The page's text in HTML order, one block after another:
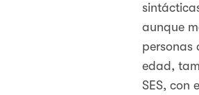
aunque
personas
edad,
SES, con